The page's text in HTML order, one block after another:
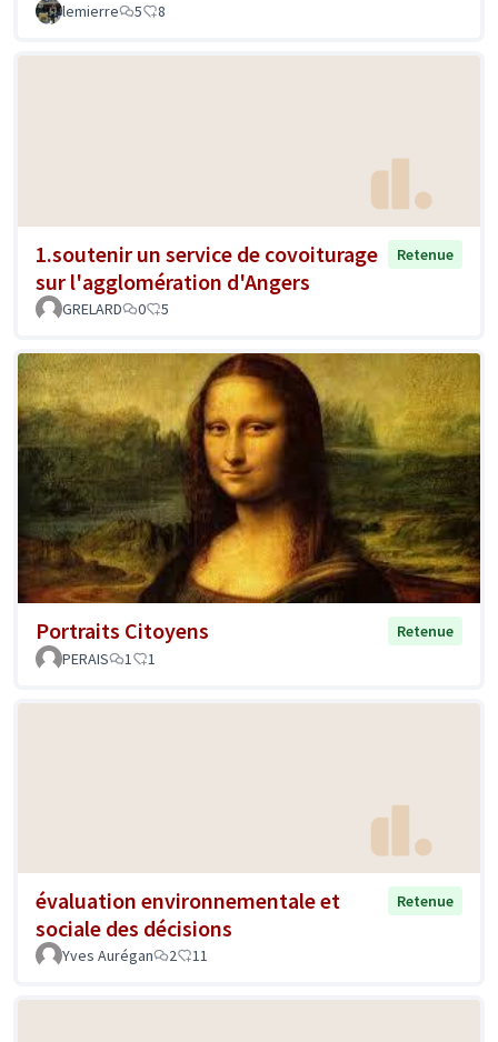
lemierre 5 8
1.soutenir un service de covoiturage
sur l'agglomération d'Angers
Retenue
GRELARD 0 5
Portraits Citoyens
Retenue
PERAIS
1 1
évaluation environnementale et
sociale des décisions
Retenue
Yves Aurégan 2 11